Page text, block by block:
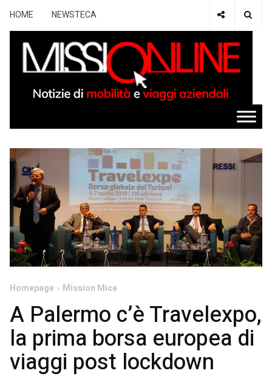
HOME NEWSTECA
Homepage Mission Mice
A Palermo c’è Travelexpo,
la prima borsa europea di
viaggi post lockdown